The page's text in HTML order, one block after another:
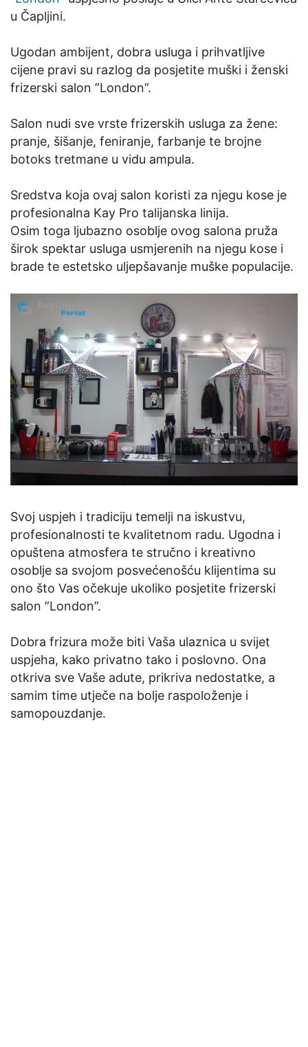
u Čapljini.
Ugodan ambijent, dobra usluga i prihvatljive
cijene pravi su razlog da posjetite muški i ženski
frizerski salon ”London”.
Salon nudi sve vrste frizerskih usluga za žene:
pranje, šišanje, feniranje, farbanje te brojne
botoks tretmane u vidu ampula.
Sredstva koja ovaj salon koristi za njegu kose je
profesionalna Kay Pro talijanska linija.
Osim toga ljubazno osoblje ovog salona pruža
širok spektar usluga usmjerenih na njegu kose i
brade te estetsko uljepšavanje muške populacije.
Svoj uspjeh i tradiciju temelji na iskustvu,
profesionalnosti te kvalitetnom radu. Ugodna i
opuštena atmosfera te stručno i kreativno
osoblje sa svojom posvećenošću klijentima su
ono što Vas očekuje ukoliko posjetite frizerski
salon ”London”.
Dobra frizura može biti Vaša ulaznica u svijet
uspjeha, kako privatno tako i poslovno. Ona
otkriva sve Vaše adute, prikriva nedostatke, a
samim time utječe na bolje raspoloženje i
samopouzdanje.